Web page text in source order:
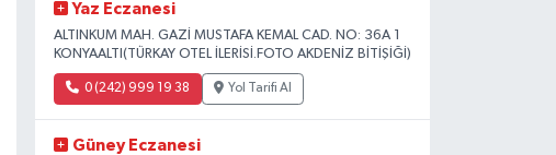
Yaz Eczanesi
ALTINKUM MAH. GAZİ MUSTAFA KEMAL CAD. NO: 36A 1
KONYAALTI(TÜRKAY OTEL İLERİSİ.FOTO AKDENİZ BİTİŞİĞİ)
0 (242) 999 19 38 Yol Tarifi Al
Güney Eczanesi